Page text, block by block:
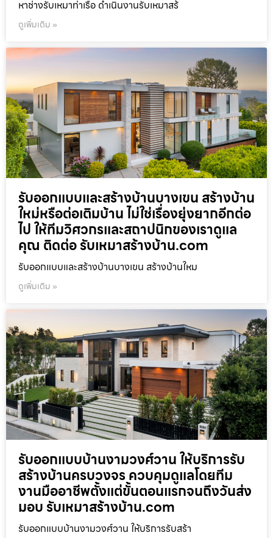
หาช่างรับเหมาท่าเรือ ดำเนินงานรับเหมาสร้
ดูเพิ่มเติม »
รับออกแบบและสร้างบ้านบางเขน สร้างบ้าน
ใหม่หรือต่อเติมบ้าน ไม่ใช่เรื่องยุ่งยากอีกต่อ
ไป ให้ทีมวิศวกรและสถาปนิกของเราดูแล
คุณ ติดต่อ รับเหมาสร้างบ้าน.com
รับออกแบบและสร้างบ้านบางเขน สร้างบ้านใหม
ดูเพิ่มเติม »
รับออกแบบบ้านงามวงศ์วาน ให้บริการรับ
สร้างบ้านครบวงจร ควบคุมดูแลโดยทีม
งานมืออาชีพตั้งแต่ขั้นตอนแรกจนถึงวันส่ง
มอบ รับเหมาสร้างบ้าน.com
รับออกแบบบ้านงามวงศ์วาน ให้บริการรับสร้า